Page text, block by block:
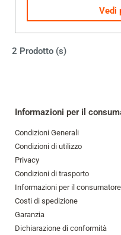
Vedi
2 Prodotto (s)
Informazioni per il
Condizioni Generali
Condizioni di utilizzo
Privacy
Condizioni di trasporto
Informazioni per il consumatore
Costi di spedizione
Garanzia
Dichiarazione di conformità